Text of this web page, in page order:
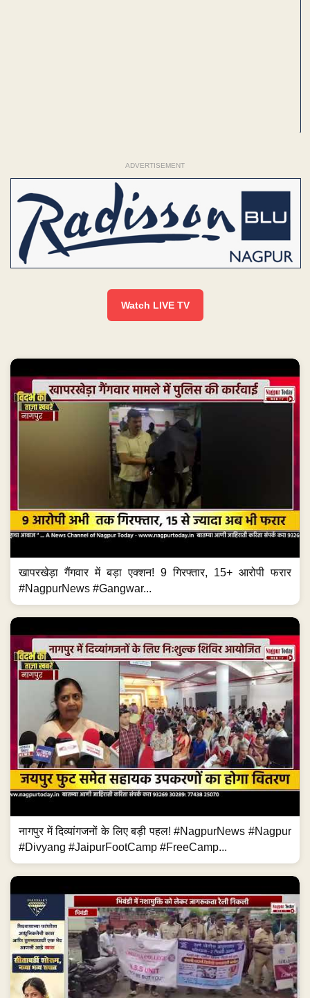
ADVERTISEMENT
Watch LIVE TV
खापरखेड़ा गैंगवार में बड़ा एक्शन! 9 गिरफ्तार, 15+ आरोपी फरार
#NagpurNews #Gangwar...
नागपुर में दिव्यांगजनों के लिए बड़ी पहल! #NagpurNews #Nagpur
#Divyang #JaipurFootCamp #FreeCamp...